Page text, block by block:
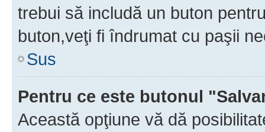
trebui să includă un buton
buton,veţi fi îndrumat cu paşii
Sus
Pentru ce este butonul
Această opţiune vă dă